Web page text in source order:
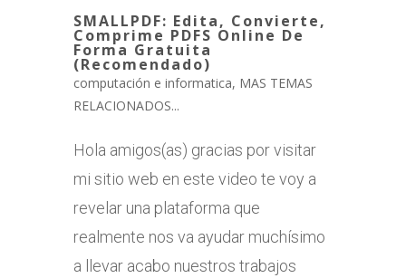
SMALLPDF: Edita, Convierte,
Comprime PDFS Online De
Forma Gratuita
(Recomendado)
computación e informatica, MAS TEMAS
RELACIONADOS...
Hola amigos(as) gracias por visitar
mi sitio web en este video te voy a
revelar una plataforma que
realmente nos va ayudar muchísimo
a llevar acabo nuestros trabajos